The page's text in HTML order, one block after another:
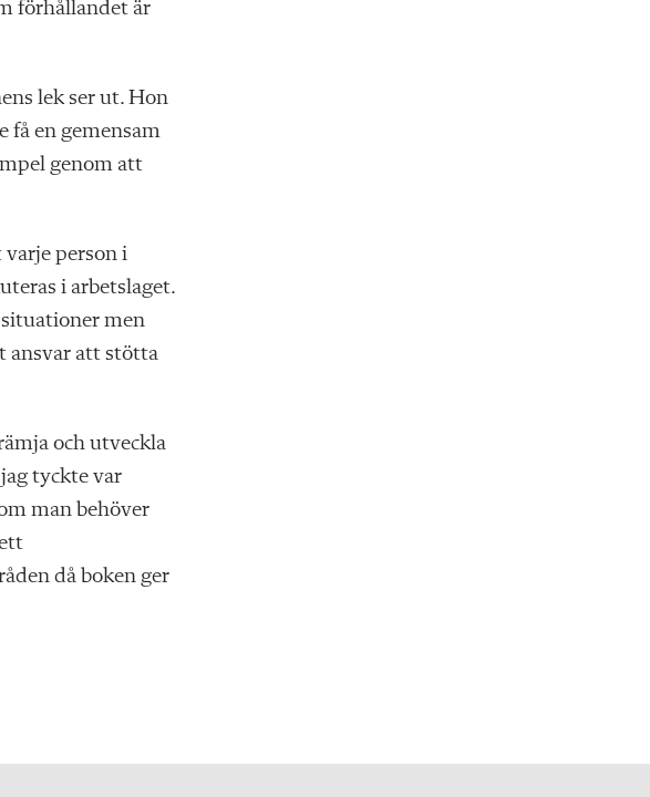
förhållandet är
lek ser ut. Hon
få en gemensam
genom att
person i
i arbetslaget.
men
ansvar att stötta
och utveckla
tyckte var
man behöver
då boken ger